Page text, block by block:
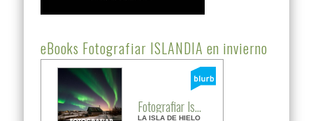
eBooks Fotografiar ISLANDIA en invierno
Fotografiar Is...
LA ISLA DE HIELO